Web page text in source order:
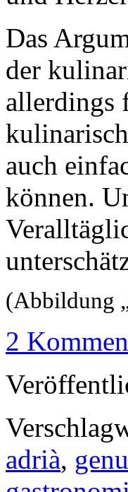
Das
der
allerdings
auch
können.
(Abbildung
2
adrià,